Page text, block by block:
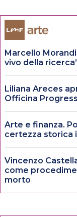
Marcello
vivo della
Liliana Areces
Officina
Arte e finanza.
certezza storica
Vincenzo
come
morto